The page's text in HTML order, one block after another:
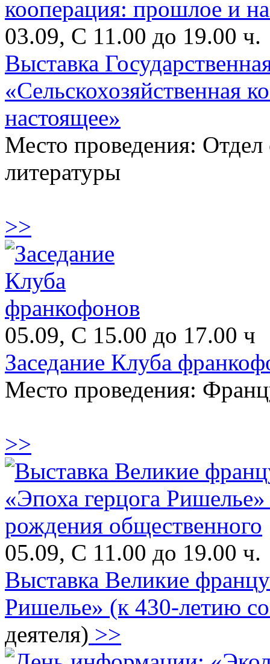
03.09, С 11.00 до 19.00 ч.
Выставка
«Сельскохозяйственная
настоящее»
Место проведения: Отдел
литературы
>>
05.09, С 15.00 до 17.00 ч
Заседание Клуба
Место проведения:
>>
05.09, С 11.00 до 19.00 ч.
Выставка Великие
Ришелье» (к 430-летию
деятеля) >>